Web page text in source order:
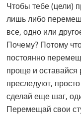
Чтобы тебе (цели)
лишь либо
все, одно или
Почему? Потому
постоянно
проще и оставайся
преследуют,
сделай еще шаг,
Перемещай свои